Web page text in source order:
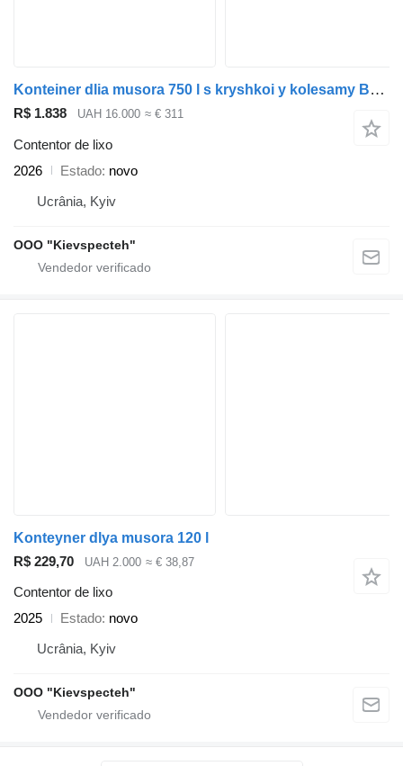
Konteiner dlia musora 750 l s kryshkoi y kolesamy Bak dlia smittia
R$ 1.838 UAH 16.000 ≈ € 311
Contentor de lixo
2026
Estado novo
Ucrânia, Kyiv
OOO "Kievspecteh"
Konteyner dlya musora 120 l
R$ 229,70
UAH 2.000 ≈ € 38,87
Contentor de lixo
2025
Estado novo
Ucrânia, Kyiv
OOO "Kievspecteh"